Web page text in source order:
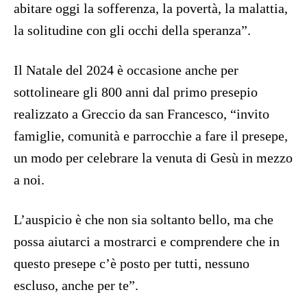
abitare oggi la sofferenza, la povertà, la malattia,
la solitudine con gli occhi della speranza”.
Il Natale del 2024 è occasione anche per
sottolineare gli 800 anni dal primo presepio
realizzato a Greccio da san Francesco, “invito
famiglie, comunità e parrocchie a fare il presepe,
un modo per celebrare la venuta di Gesù in mezzo
a noi.
L’auspicio è che non sia soltanto bello, ma che
possa aiutarci a mostrarci e comprendere che in
questo presepe c’è posto per tutti, nessuno
escluso, anche per te”.